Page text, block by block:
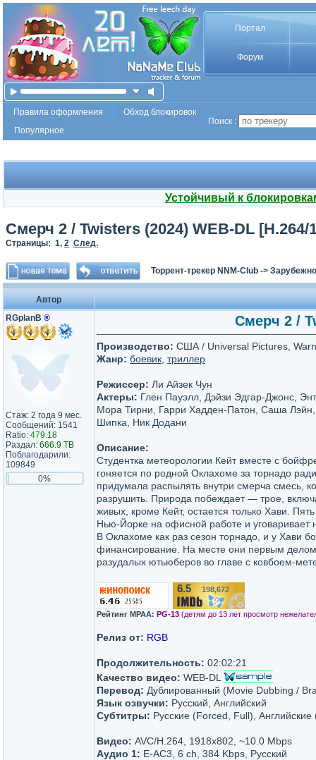
Портал
Форум
Правила оформления
Обход блокировок
Популярное
Поиск :
Устойчивый к
Смерч 2 / Twisters (2024) WEB-DL [H.264/
Страницы: 1, 2 След.
Торрент-трекер NNM-Club ->
Автор
RGplanB ®
Стаж: 2 года 9 мес.
Сообщений: 1541
Ratio: 479.18
Раздал: 666.9 TB
Поблагодарили:
109849
0%
Смерч 2 /
Производство: США / Universal Pictures,
Жанр: боевик триллер
Режиссер: Ли Айзек Чун
Актеры: Глен Пауэлл, Дэйзи Эдгар-Джонс,
Мора Тирни, Гарри Хадден-Патон, Саша
Шипка, Ник Додани
Описание:
Студентка метеорологии Кейт вместе с
гоняется по родной Оклахоме за торнадо
придумала распылять внутри смерча смесь,
разрушить. Природа побеждает — трое,
живых, кроме Кейт, остается только Хави.
Нью-Йорке на офисной работе и уговаривает
В Оклахоме как раз сезон торнадо, и у Хави
финансирование. На месте они первым делом
разудалых ютьюберов во главе с ковбоем-
6.5 198,672
Рейтинг MPAA: PG-13 (детям до 13 лет просмотр
Релиз от: RGB
Продолжительность: 02:02:21
Качество видео: WEB-DL
Перевод: Дублированный (Movie Dubbing /
Язык озвучки: Русский, Английский
Субтитры: Русские (Forced, Full), Английские
Видео: AVC/H.264, 1918x802, ~10.0 Mbps
Аудио 1: E-AC3, 6 ch, 384 Kbps, Русский